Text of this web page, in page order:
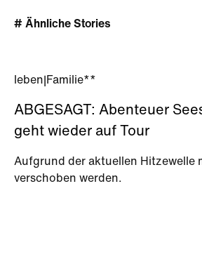
# Ähnliche Stories
leben Familie**
ABGESAGT: Abenteuer
geht wieder auf Tour
Aufgrund der aktuellen Hitzewelle
verschoben werden.